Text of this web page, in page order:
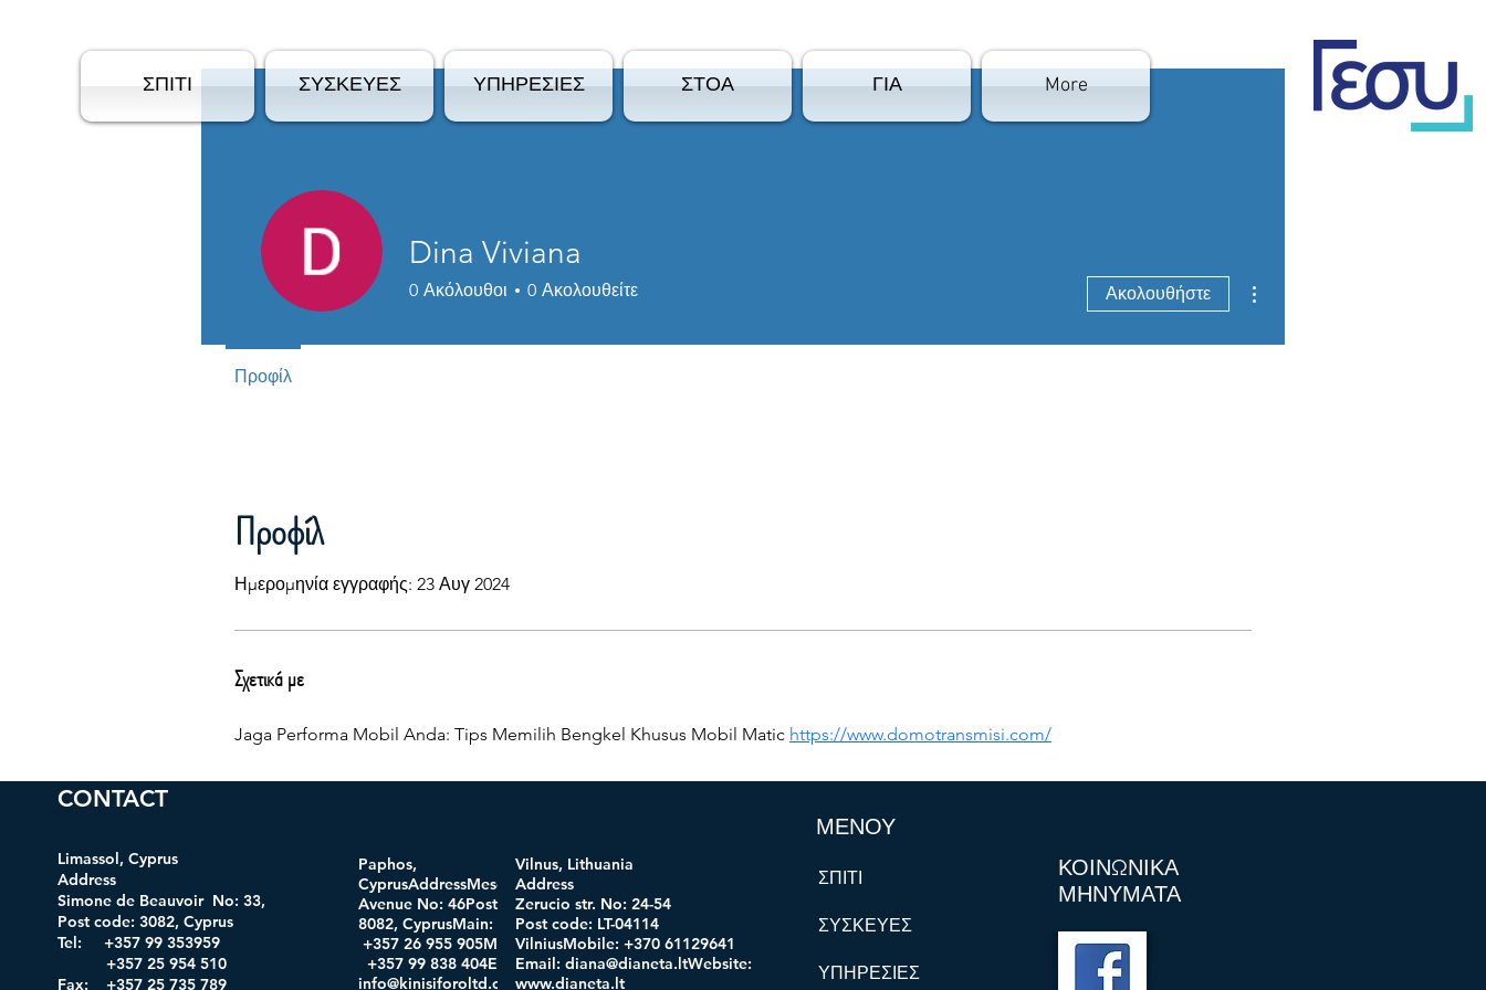
ΣΠΙΤΙ ΣΥΣΚΕΥΕΣ ΥΠΗΡΕΣΙΕΣ ΣΤΟΑ ΓΙΑ More
Προφίλ
Ημερομηνία εγγραφής: 23 Αυγ 2024
Σχετικά με
Jaga Performa Mobil Anda: Tips Memilih Bengkel Khusus Mobil Matic https://www.domotransmisi.com/
Dina Viviana
0 Ακόλουθοι 0 Ακολουθείτε Ακολουθήστε
Προφίλ
CONTACT
Limassol, Cyprus
Address
Simone de Beauvoir No: 33,
Post code: 3082, Cyprus
Tel: +357 99 353959
+357 25 954 510
Fax: +357 25 735 789
Paphos,
CyprusAddressMesogi
Avenue No: 46Post code:
8082, CyprusMain:
+357 26 955 905Mobile:
+357 99 838 404Email:
info@kinisiforoltd.comWe
ΜΕΝΟΥ
Vilnus, Lithuania
Address
Zerucio str. No: 24-54
Post code: LT-04114
VilniusMobile: +370 61129641
Email:diana@dianeta.ltWebsite:
www.dianeta.lt
ΣΠΙΤΙ
ΣΥΣΚΕΥΕΣ
ΥΠΗΡΕΣΙΕΣ
ΚΟΙΝΩΝΙΚΑ
ΜΗΝΥΜΑΤΑ